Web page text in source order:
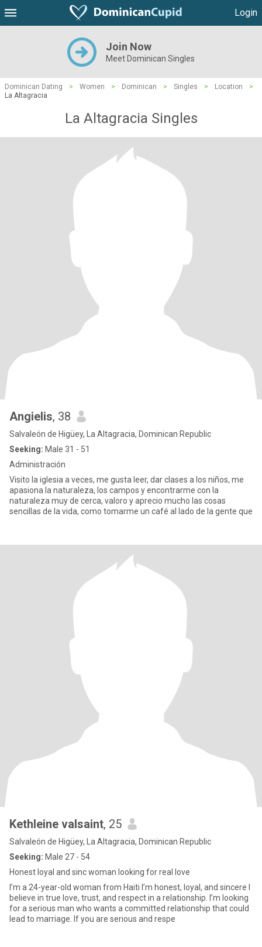
Login
Join Now
Meet Dominican Singles
Dominican Dating > Women > Dominican > Singles > Location
>
La Altagracia
La Altagracia Singles
Angielis, 38
Salvaleón de Higüey, La Altagracia, Dominican Republic
Seeking: Male 31 - 51
Administración
Visito la iglesia a veces, me gusta leer, dar clases a los niños, me
apasiona la naturaleza, los campos y encontrarme con la
naturaleza muy de cerca, valoro y aprecio mucho las cosas
sencillas de la vida, como tomarme un café al lado de la gente que
Kethleine valsaint, 25
Salvaleón de Higüey, La Altagracia, Dominican Republic
Seeking: Male 27 - 54
Honest loyal and sinc woman looking for real love
I’m a 24-year-old woman from Haiti I’m honest, loyal, and sincere I
believe in true love, trust, and respect in a relationship. I’m looking
for a serious man who wants a committed relationship that could
lead to marriage. If you are serious and respe